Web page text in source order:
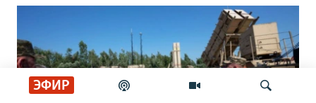
ЭФИР